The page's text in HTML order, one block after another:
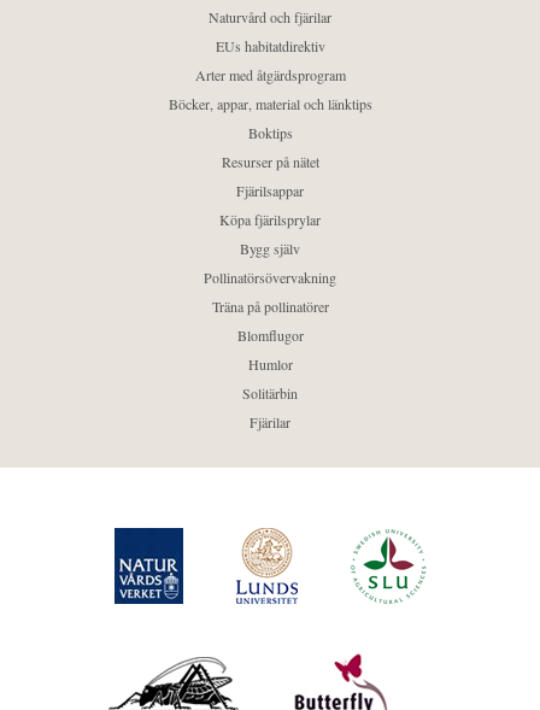
Naturvård och fjärilar
EUs habitatdirektiv
Arter med åtgärdsprogram
Böcker, appar, material och länktips
Boktips
Resurser på nätet
Fjärilsappar
Köpa fjärilsprylar
Bygg själv
Pollinatörsövervakning
Träna på pollinatörer
Blomflugor
Humlor
Solitärbin
Fjärilar